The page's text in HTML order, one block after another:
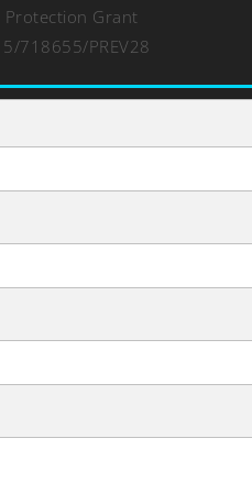
Protection Grant
718655/PREV28